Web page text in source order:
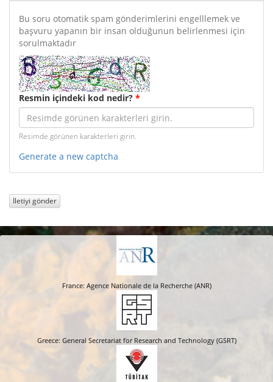
Bu soru otomatik spam gönderimlerini engelllemek ve
başvuru yapanın bir insan olduğunun belirlenmesi için
sorulmaktadır
Resmin içindeki kod nedir? *
Resimde görünen karakterleri girin.
Generate a new captcha
İletiyi gönder
France: Agence Nationale de la Recherche (ANR)
Greece: General Secretariat for Research and Technology (GSRT)